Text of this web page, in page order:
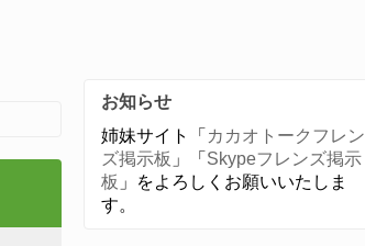
お知らせ
姉妹サイト「 カカオトークフレン
ズ掲示板 」「 Skypeフレンズ掲示
板 」をよろしくお願いいたしま
す。